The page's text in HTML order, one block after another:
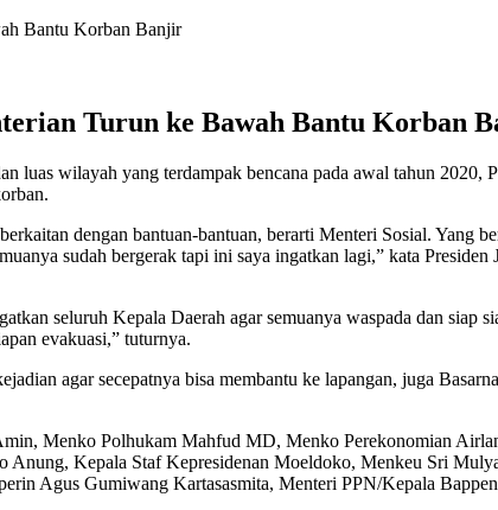
Bantu Korban Banjir
Turun ke Bawah Bantu Korban
luas wilayah yang terdampak bencana pada awal tahun
dengan bantuan-bantuan, berarti Menteri Sosial.
sudah bergerak tapi ini saya ingatkan lagi,” kata
seluruh Kepala Daerah agar semuanya waspada dan siap
evakuasi,” tuturnya.
agar secepatnya bisa membantu ke lapangan, juga
Menko Polhukam Mahfud MD, Menko Perekonomian
Anung, Kepala Staf Kepresidenan Moeldoko, Menkeu Sri
Agus Gumiwang Kartasasmita, Menteri PPN/Kepala